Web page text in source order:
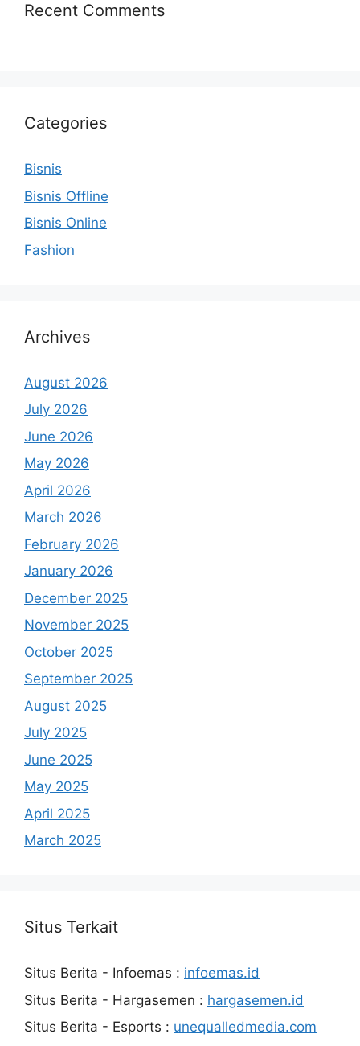
Recent Comments
Categories
Bisnis
Bisnis Offline
Bisnis Online
Fashion
Archives
August 2026
July 2026
June 2026
May 2026
April 2026
March 2026
February 2026
January 2026
December 2025
November 2025
October 2025
September 2025
August 2025
July 2025
June 2025
May 2025
April 2025
March 2025
Situs Terkait
Situs Berita - Infoemas : infoemas.id
Situs Berita - Hargasemen : hargasemen.id
Situs Berita - Esports : unequalledmedia.com